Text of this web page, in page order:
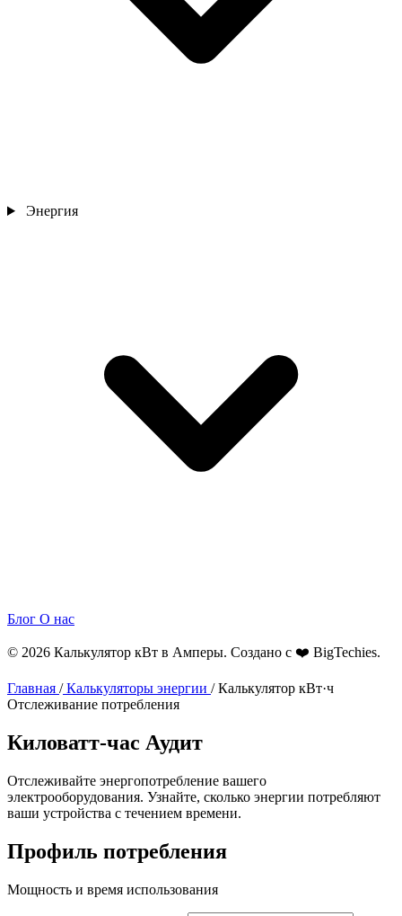
Энергия
Блог О нас
© 2026 Калькулятор кВт в Амперы. Создано с ❤️ BigTechies.
Главная /Калькуляторы энергии /Калькулятор кВт·ч
Отслеживание потребления
Киловатт-час Аудит
Отслеживайте энергопотребление вашего
электрооборудования. Узнайте, сколько энергии потребляют
ваши устройства с течением времени.
Профиль потребления
Мощность и время использования